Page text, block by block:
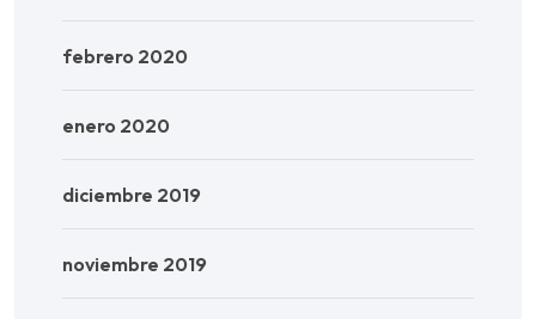
febrero 2020
enero 2020
diciembre 2019
noviembre 2019